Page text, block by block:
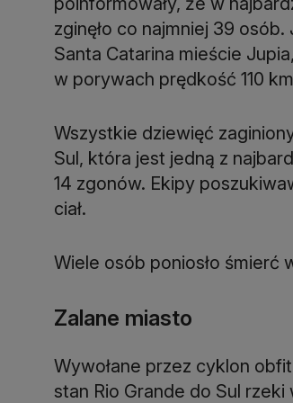
zginęło co najmniej 39
Santa Catarina mieście
w porywach prędkość 110
Wszystkie dziewięć
Sul, która jest jedną z
14 zgonów. Ekipy
ciał.
Zalane miasto
Wywołane przez cyklon
stan Rio Grande do Sul